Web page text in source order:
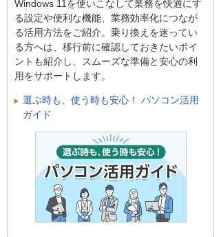
Windows 11を使いこなして業務を快適にす
る設定や便利な機能、業務効率化につなが
る活用方法をご紹介。乗り換えを迷ってい
る方へは、移行前に確認しておきたいポイ
ントも紹介し、スムーズな準備と安心の利
用をサポートします。
選ぶ時も、使う時も安心！ パソコン活用
ガイド